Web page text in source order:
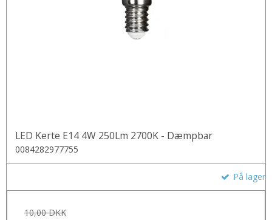
LED Kerte E14 4W 250Lm 2700K - Dæmpbar
0084282977755
På lager
10,00 DKK